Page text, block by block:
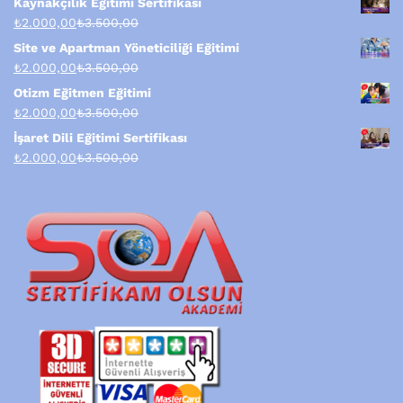
₺2.000,00₺3.500,00
Site ve Apartman Yöneticiliği Eğitimi
₺2.000,00₺3.500,00
Otizm Eğitmen Eğitimi
₺2.000,00₺3.500,00
İşaret Dili Eğitimi Sertifikası
₺2.000,00₺3.500,00